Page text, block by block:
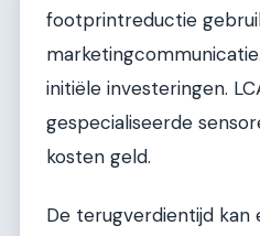
footprintreductie
initiële investeringen.
gespecialiseerde
kosten geld.
De terugverdientijd kan